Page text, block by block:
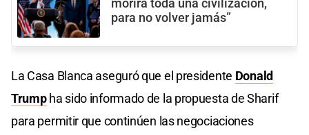
morirá toda una civilización,
para no volver jamás”
La Casa Blanca aseguró que el presidente Donald
Trumpha sido informado de la propuesta de Sharif
para permitir que continúen las negociaciones